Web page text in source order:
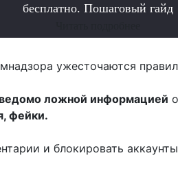
бесплатно. Пошаговый гайд
ужесточаются
ложной информацией
фейки.
и блокировать